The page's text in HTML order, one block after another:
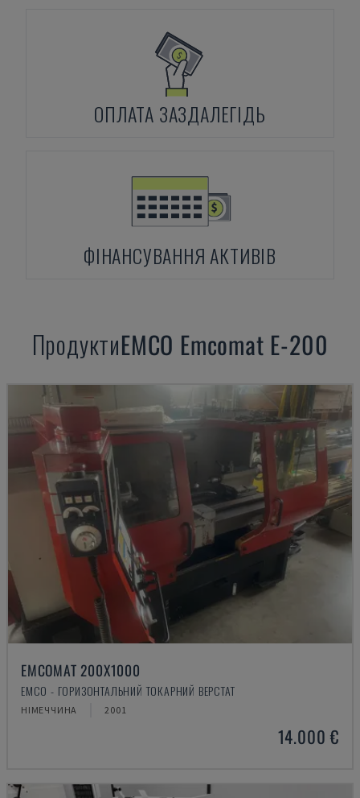
ОПЛАТА ЗАЗДАЛЕГІДЬ
ФІНАНСУВАННЯ АКТИВІВ
ПродуктиEMCO Emcomat E-200
EMCOMAT 200X1000
EMCO - ГОРИЗОНТАЛЬНИЙ ТОКАРНИЙ ВЕРСТАТ
НІМЕЧЧИНА 2001
14.000 €